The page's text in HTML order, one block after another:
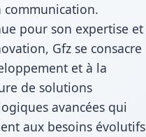
communication.
pour son expertise et
Gfz se consacre
et à la
de solutions
avancées qui
aux besoins évolutifs